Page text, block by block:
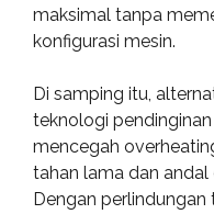
maksimal tanpa
konfigurasi mesin.
Di samping itu,
teknologi
mencegah
tahan lama dan
Dengan